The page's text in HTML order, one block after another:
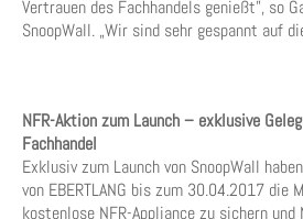
Vertrauen des Fachhandels genießt”, so
SnoopWall. „Wir sind sehr gespannt auf
NFR-Aktion zum Launch – exklusive
Fachhandel
Exklusiv zum Launch von SnoopWall
von EBERTLANG bis zum 30.04.2017 die
kostenlose NFR-Appliance zu sichern